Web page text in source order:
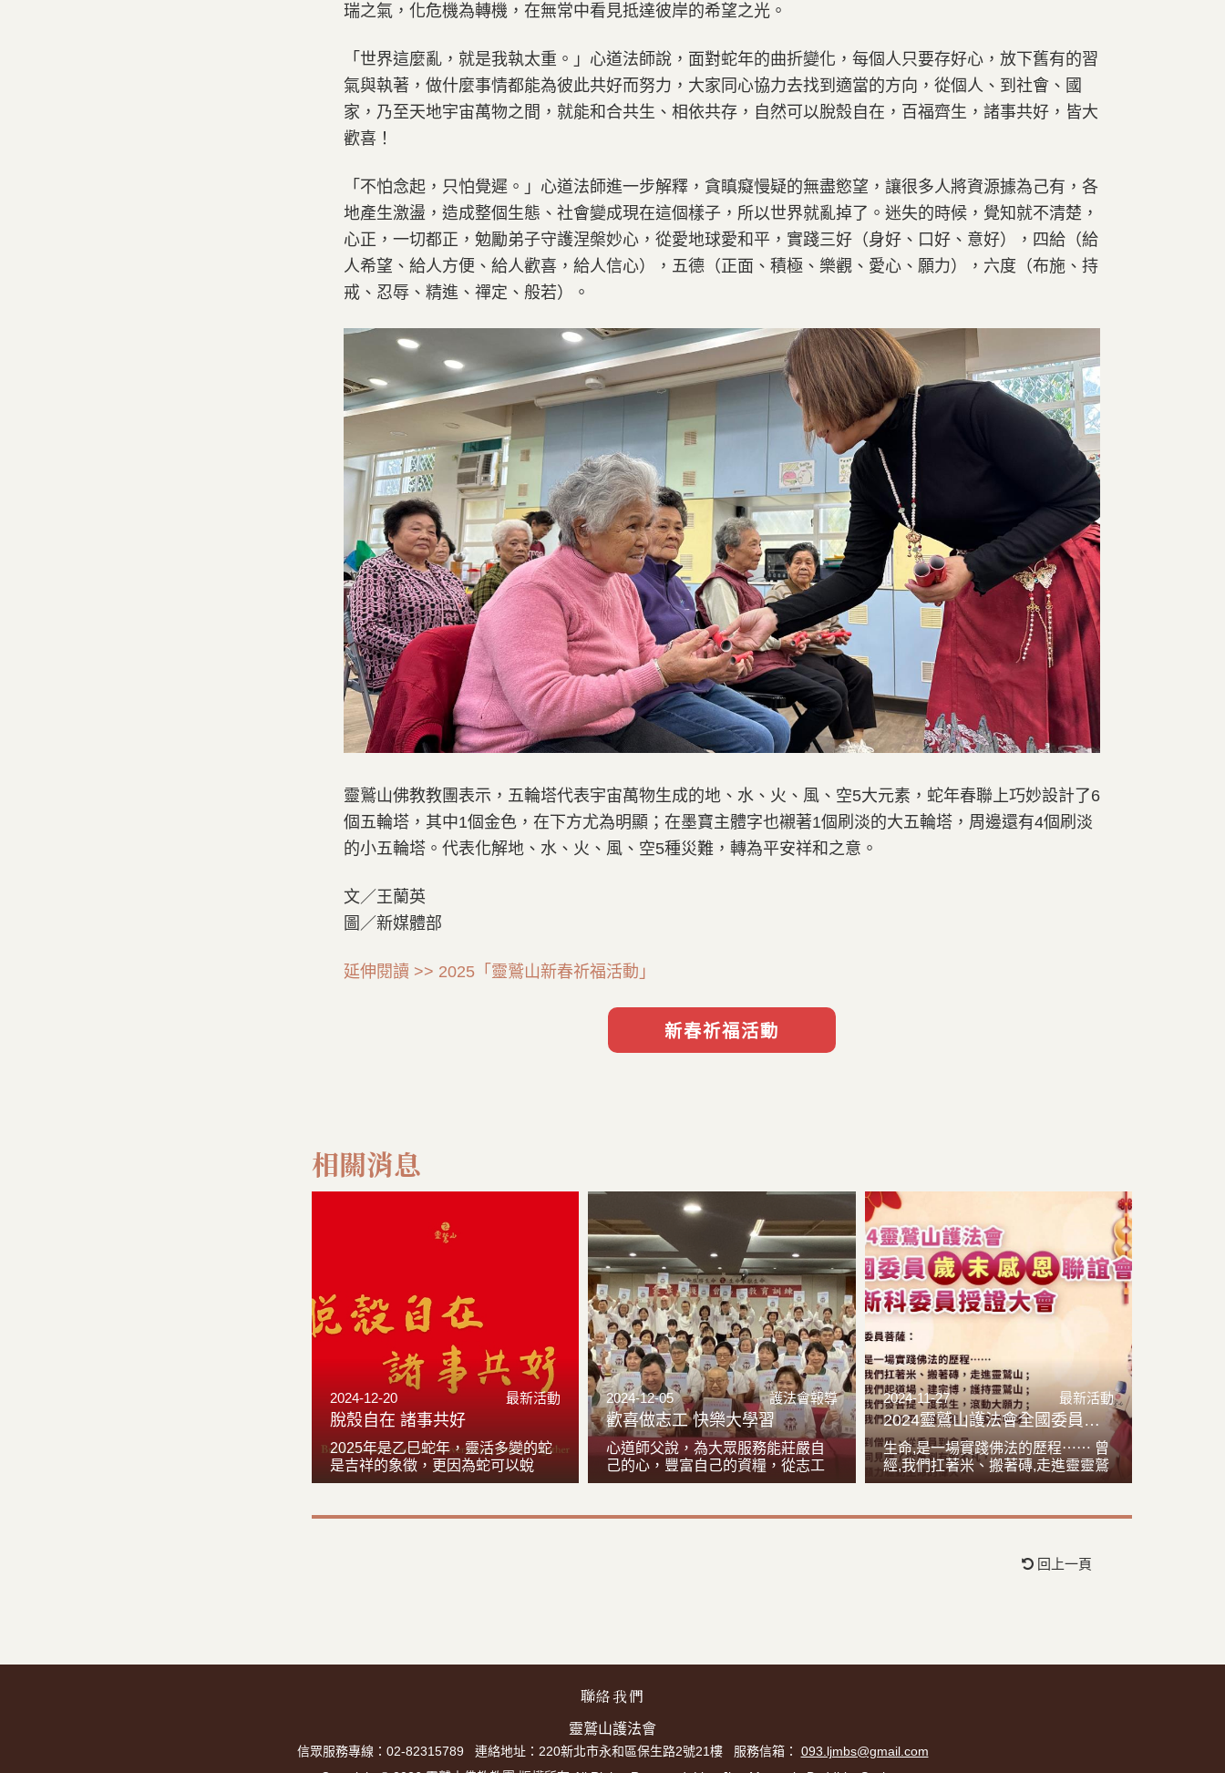
瑞之氣，化危機為轉機，在無常中看見抵達彼岸的希望之光。
「世界這麼亂，就是我執太重。」心道法師說，面對蛇年的曲折變化，每個人只要存好心，放下舊有的習
氣與執著，做什麼事情都能為彼此共好而努力，大家同心協力去找到適當的方向，從個人、到社會、國
家，乃至天地宇宙萬物之間，就能和合共生、相依共存，自然可以脫殼自在，百福齊生，諸事共好，皆大
歡喜！
「不怕念起，只怕覺遲。」心道法師進一步解釋，貪瞋癡慢疑的無盡慾望，讓很多人將資源據為己有，各
地產生激盪，造成整個生態、社會變成現在這個樣子，所以世界就亂掉了。迷失的時候，覺知就不清楚，
心正，一切都正，勉勵弟子守護涅槃妙心，從愛地球愛和平，實踐三好（身好、口好、意好），四給（給
人希望、給人方便、給人歡喜，給人信心），五德（正面、積極、樂觀、愛心、願力），六度（布施、持
戒、忍辱、精進、禪定、般若）。
靈鷲山佛教教團表示，五輪塔代表宇宙萬物生成的地、水、火、風、空5大元素，蛇年春聯上巧妙設計了6
個五輪塔，其中1個金色，在下方尤為明顯；在墨寶主體字也襯著1個刷淡的大五輪塔，周邊還有4個刷淡
的小五輪塔。代表化解地、水、火、風、空5種災難，轉為平安祥和之意。
文／王蘭英
圖／新媒體部
延伸閱讀 >> 2025「靈鷲山新春祈福活動」
相關消息
2024-12-20 最新活動
脫殼自在 諸事共好
2025年是乙巳蛇年，靈活多變的蛇
是吉祥的象徵，更因為蛇可以蛻
皮，有再生、轉化、百折不撓的寓
事共好」，是希望今年在多事曲
2024-12-05 護法會報導
歡喜做志工 快樂大學習
心道師父說，為大眾服務能莊嚴自
己的心，豐富自己的資糧，從志工
服務中培養「福」跟「慧」。累積
份，用慈悲、奉獻、服務的心與眾
2024-11-27 最新活動
2024靈鷲山護法會全國委員歲末感恩聯誼會
生命,是一場實踐佛法的歷程⋯⋯ 曾
經,我們扛著米、搬著磚,走進靈靈鷲
山; 知恩,我們起道場、建宗博,護持
滾動大願力; 報恩,我們愛和平、護生
回上一頁
聯絡我們
靈鷲山護法會
信眾服務專線：02-82315789 連絡地址：220新北市永和區保生路2號21樓 服務信箱： 093.ljmbs@gmail.com